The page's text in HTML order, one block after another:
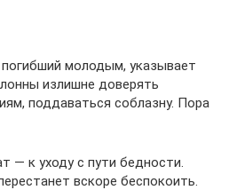
молодым, указывает
излишне доверять
поддаваться соблазну. Пора
— к уходу с пути бедности.
вскоре беспокоить.